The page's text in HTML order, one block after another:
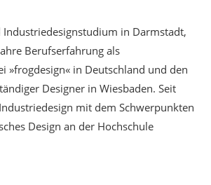
Industriedesignstudium in Darmstadt,
Berufserfahrung als
»frogdesign« in Deutschland und den
Designer in Wiesbaden. Seit
mit dem Schwerpunkten
Design an der Hochschule